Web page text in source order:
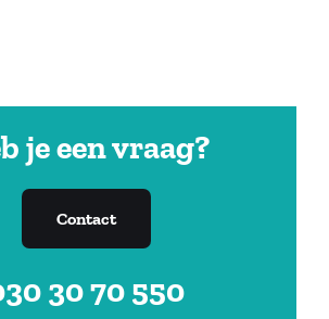
je een vraag?
Contact
30 70 550